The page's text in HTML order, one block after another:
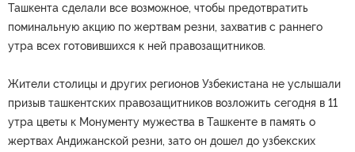
Ташкента сделали все возможное, чтобы предотвратить
поминальную акцию по жертвам резни, захватив с раннего
утра всех готовившихся к ней правозащитников.
Жители столицы и других регионов Узбекистана не услышали
призыв ташкентских правозащитников возложить сегодня в 11
утра цветы к Монументу мужества в Ташкенте в память о
жертвах Андижанской резни, зато он дошел до узбекских